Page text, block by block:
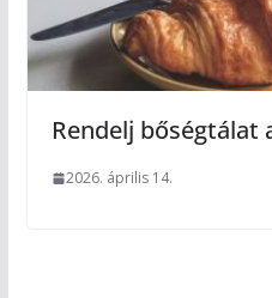
Rendelj bőségtálat
2026. április 14.